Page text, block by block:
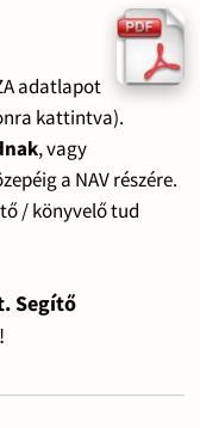
adatlapot
kattintva).
, vagy
a NAV részére.
/ könyvelő tud
Segítő